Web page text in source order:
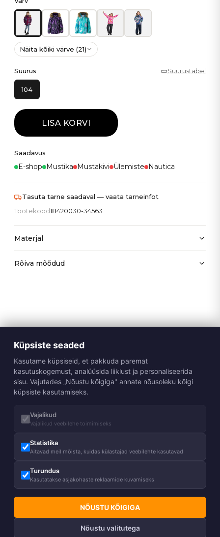
Näita kõiki värve (21)
Suurus Suurustabel
104
LISA KORVI
Saadavus
E-shop Mustika Mustakivi Ülemiste Nautica
Tasuta tarne saadaval — vaata tarneinfot
Tootekood18420030-34563
Materjal
Rõiva mõõdud
Küpsiste seaded
Kasutame küpsiseid, et pakkuda paremat
kasutuskogemust, analüüsida liiklust ja personaliseerida
sisu. Vajutades „Nõustu kõigiga" annate nõusoleku kõigi
küpsiste kasutamiseks.
Vajalikud
Vajalikud veebilehe toimimiseks
Statistika
Aitavad meil mõista, kuidas külastajad veebilehte kasutavad
Turundus
Kasutatakse asjakohaste reklaamide kuvamiseks
NÕUSTU KÕIGIGA
Nõustu valitutega